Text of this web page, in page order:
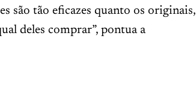
são tão eficazes quanto os originais,
deles comprar”, pontua a